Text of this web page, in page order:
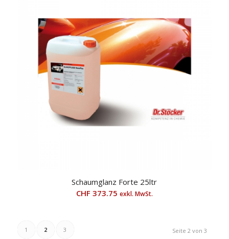
Schaumglanz Forte 25ltr
CHF 373.75 exkl. MwSt.
Seite 2 von 3
1 2 3